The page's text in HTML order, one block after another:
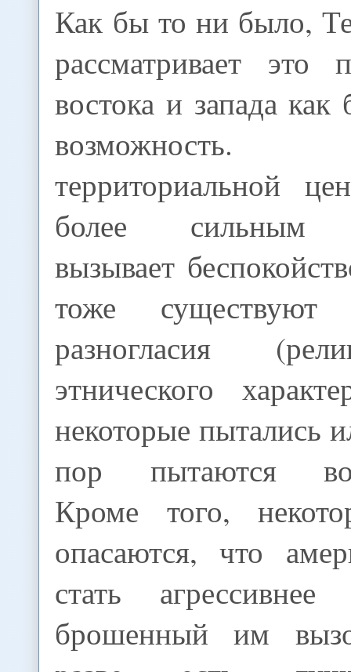
Как бы то ни было,
рассматривает это
востока и запада как
возможность.
территориальной
более сильным
вызывает
тоже существуют
разногласия
этнического
некоторые пытались
пор пытаются
Кроме того,
опасаются, что
стать
брошенный им